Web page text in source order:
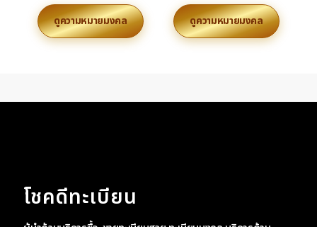
ดูความหมายมงคล ดูความหมายมงคล
โชคดีทะเบียน